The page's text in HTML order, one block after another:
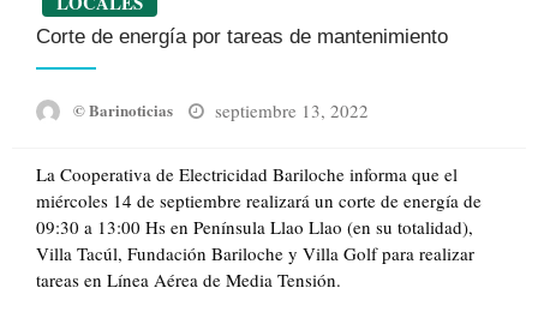
Corte de energía por tareas de mantenimiento
© Barinoticias
Posted
septiembre 13, 2022
La Cooperativa de Electricidad Bariloche informa que el
miércoles 14 de septiembre realizará un corte de energía de
09:30 a 13:00 Hs en Península Llao Llao (en su totalidad),
Villa Tacúl, Fundación Bariloche y Villa Golf para realizar
tareas en Línea Aérea de Media Tensión.